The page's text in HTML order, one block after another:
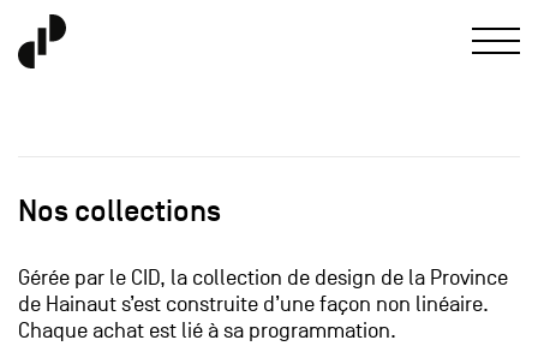
Nos collections
Gérée par le CID, la collection de design de la Province
de Hainaut s’est construite d’une façon non linéaire.
Chaque achat est lié à sa programmation.